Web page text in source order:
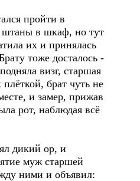
пройти в
штаны в шкаф, но тут
их и принялась
тоже досталось -
визг, старшая
брат чуть не
и замер, прижав
рот, наблюдая всё
дикий ор, и
муж старшей
ними и объявил: